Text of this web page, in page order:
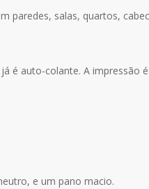
paredes, salas, quartos,
é auto-colante. A impressão
e um pano macio.